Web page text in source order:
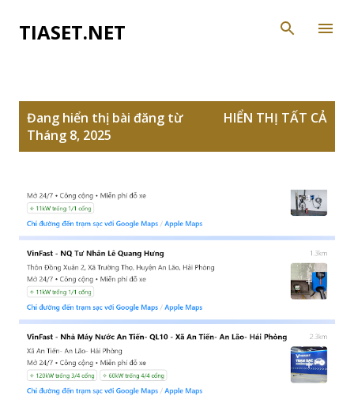
TIASET.NET
Đang hiển thị bài đăng từ
Tháng 8, 2025
HIỂN THỊ TẤT CẢ